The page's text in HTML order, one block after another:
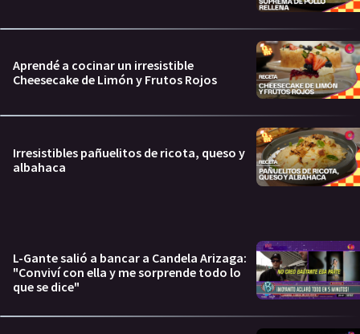
Aprendé a cocinar un irresistible
Cheesecake de Limón y Frutos Rojos
Irresistibles pañuelitos de ricota, queso y
albahaca
L-Gante salió a bancar a Candela Arizaga:
"Conviví con ella y me sorprende todo lo
que se dice"